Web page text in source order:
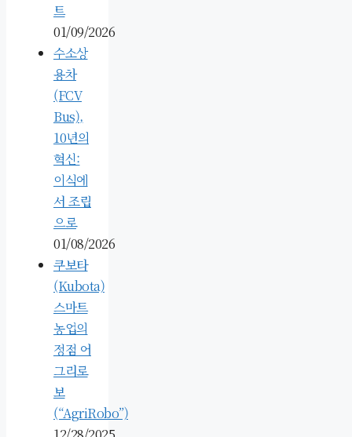
트
01/09/2026
수소상
용차
(FCV
Bus),
10년의
혁신:
이식에
서 조립
으로
01/08/2026
쿠보타
(Kubota)
스마트
농업의
정점 어
그리로
보
(“AgriRobo”)